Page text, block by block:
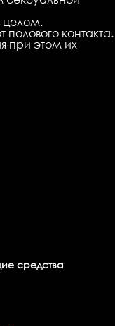
целом.
контакта.
при этом их
средства